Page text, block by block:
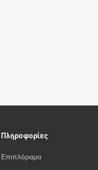
Πληροφορίες
Επιπλόραμα